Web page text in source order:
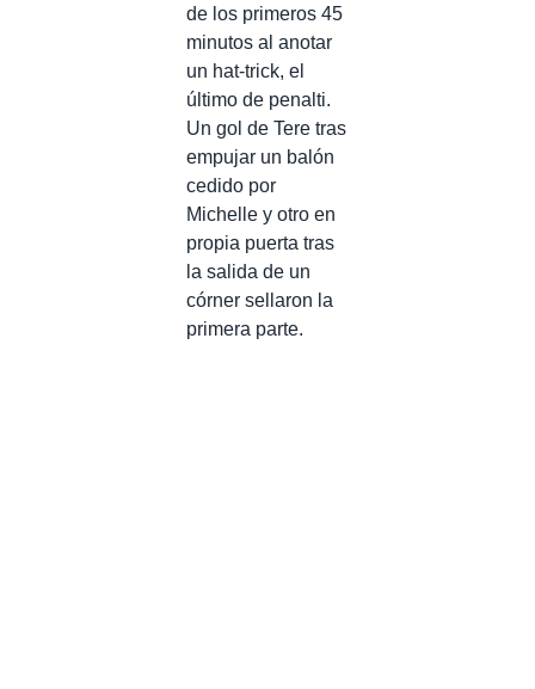
de los primeros 45
minutos al anotar
un hat-trick, el
último de penalti.
Un gol de Tere tras
empujar un balón
cedido por
Michelle y otro en
propia puerta tras
la salida de un
córner sellaron la
primera parte.